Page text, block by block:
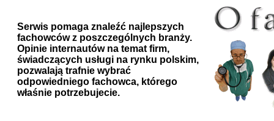
Serwis pomaga znaleźć najlepszych
fachowców z poszczególnych branży.
Opinie internautów na temat firm,
świadczących usługi na rynku polskim,
pozwalają trafnie wybrać
odpowiedniego fachowca, którego
właśnie potrzebujecie.